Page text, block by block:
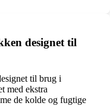
designet til
til brug i
med ekstra
de kolde og fugtige